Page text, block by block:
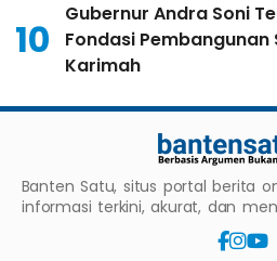
10
Gubernur Andra Soni
Fondasi Pembangunan
Karimah
Banten Satu, situs portal berita
informasi terkini, akurat, dan